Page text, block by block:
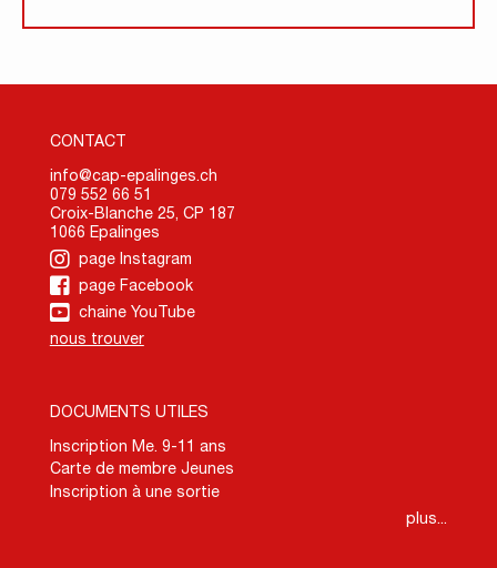
CONTACT
info@cap-epalinges.ch
079 552 66 51
Croix-Blanche 25, CP 187
1066 Epalinges
page Instagram
page Facebook
chaine YouTube
nous trouver
DOCUMENTS UTILES
Inscription Me. 9-11 ans
Carte de membre Jeunes
Inscription à une sortie
plus...